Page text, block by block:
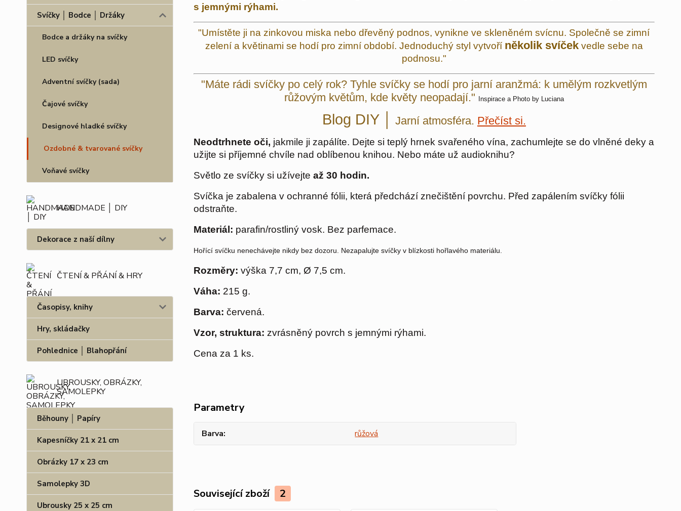
Svíčky │ Bodce │ Držáky
Bodce a držáky na svíčky
LED svíčky
Adventní svíčky (sada)
Čajové svíčky
Designové hladké svíčky
Ozdobné & tvarované svíčky
Voňavé svíčky
HANDMADE │ DIY
Dekorace z naší dílny
ČTENÍ & PŘÁNÍ & HRY
Časopisy, knihy
Hry, skládačky
Pohlednice │ Blahopřání
UBROUSKY, OBRÁZKY,
SAMOLEPKY
Běhouny │ Papíry
Kapesníčky 21 x 21 cm
Obrázky 17 x 23 cm
Samolepky 3D
Ubrousky 25 x 25 cm
s jemnými rýhami.
"Umístěte ji na zinkovou miska nebo dřevěný podnos, vynikne ve skleněném svícnu. Společně se zimní
zelení a květinami se hodí pro zimní období. Jednoduchý styl vytvoří několik svíčekvedle sebe na
podnosu."
"Máte rádi svíčky po celý rok? Tyhle svíčky se hodí pro jarní aranžmá: k umělým rozkvetlým
růžovým květům, kde květy neopadají."
Inspirace a Photo by Luciana
Blog DIY │ Jarní atmosféra. Přečíst si.
Neodtrhnete oči, jakmile ji zapálíte. Dejte si teplý hrnek svařeného vína, zachumlejte se do vlněné deky a
užijte si příjemné chvíle nad oblíbenou knihou. Nebo máte už audioknihu?
Světlo ze svíčky si užívejte až 30 hodin.
Svíčka je zabalena v ochranné fólii, která předchází znečištění povrchu. Před zapálením svíčky fólii
odstraňte.
Materiál: parafin/rostliný vosk. Bez parfemace.
Hořící svíčku nenechávejte nikdy bez dozoru. Nezapalujte svíčky v blízkosti hořlavého materiálu.
Rozměry: výška 7,7 cm, Ø 7,5 cm.
Váha: 215 g.
Barva: červená.
Vzor, struktura: zvrásněný povrch s jemnými rýhami.
Cena za 1 ks.
Parametry
Barva růžová
Související zboží 2